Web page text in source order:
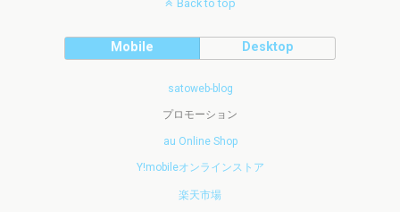
Back to top
Mobile Desktop
satoweb-blog
プロモーション
au Online Shop
Y!mobileオンラインストア
楽天市場